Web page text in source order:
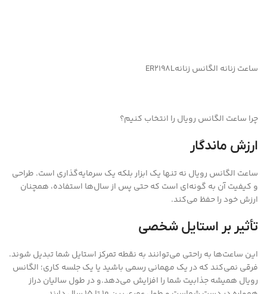
ساعت زنانه الگانس زنانهER2198L
چرا ساعت الگانس رویال را انتخاب کنیم؟
ارزش ماندگار
ساعت الگانس رویال نه تنها یک ابزار بلکه یک سرمایه‌گذاری است. طراحی
و کیفیت آن به گونه‌ای است که حتی پس از سال‌ها استفاده، همچنان
ارزش خود را حفظ می‌کند.
تأثیر بر استایل شخصی
این ساعت‌ها به راحتی می‌توانند به نقطه تمرکز استایل شما تبدیل شوند.
فرقی نمی‌کند که در یک مهمانی رسمی باشید یا یک جلسه کاری؛ الگانس
رویال همیشه جذابیت شما را افزایش می‌دهد.و در طول سالیان دراز